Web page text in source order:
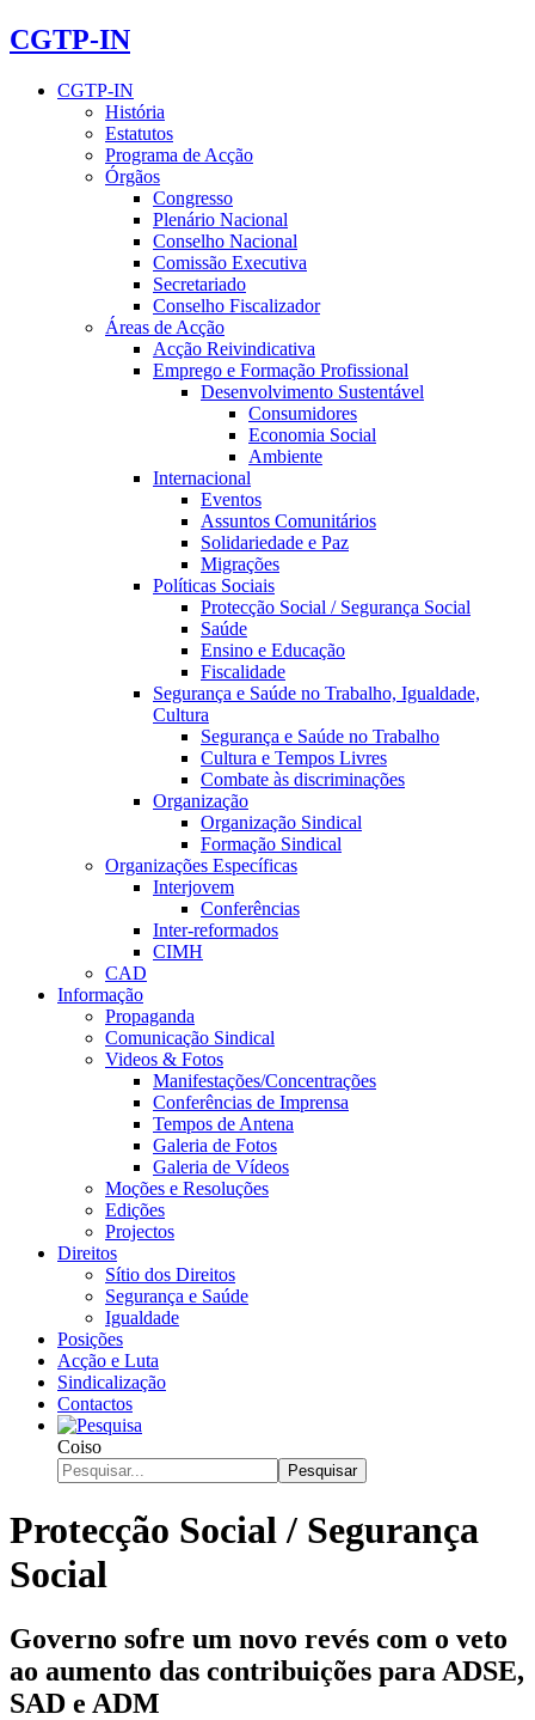
CGTP-IN
CGTP-IN
História
Estatutos
Programa de Acção
Órgãos
Congresso
Plenário Nacional
Conselho Nacional
Comissão Executiva
Secretariado
Conselho Fiscalizador
Áreas de Acção
Acção Reivindicativa
Emprego e Formação Profissional
Desenvolvimento Sustentável
Consumidores
Economia Social
Ambiente
Internacional
Eventos
Assuntos Comunitários
Solidariedade e Paz
Migrações
Políticas Sociais
Protecção Social / Segurança Social
Saúde
Ensino e Educação
Fiscalidade
Segurança e Saúde no Trabalho, Igualdade,
Cultura
Segurança e Saúde no Trabalho
Cultura e Tempos Livres
Combate às discriminações
Organização
Organização Sindical
Formação Sindical
Organizações Específicas
Interjovem
Conferências
Inter-reformados
CIMH
CAD
Informação
Propaganda
Comunicação Sindical
Videos & Fotos
Manifestações/Concentrações
Conferências de Imprensa
Tempos de Antena
Galeria de Fotos
Galeria de Vídeos
Moções e Resoluções
Edições
Projectos
Direitos
Sítio dos Direitos
Segurança e Saúde
Igualdade
Posições
Acção e Luta
Sindicalização
Contactos
Coiso
Pesquisar
Protecção Social / Segurança
Social
Governo sofre um novo revés com o veto
ao aumento das contribuições para ADSE,
SAD e ADM